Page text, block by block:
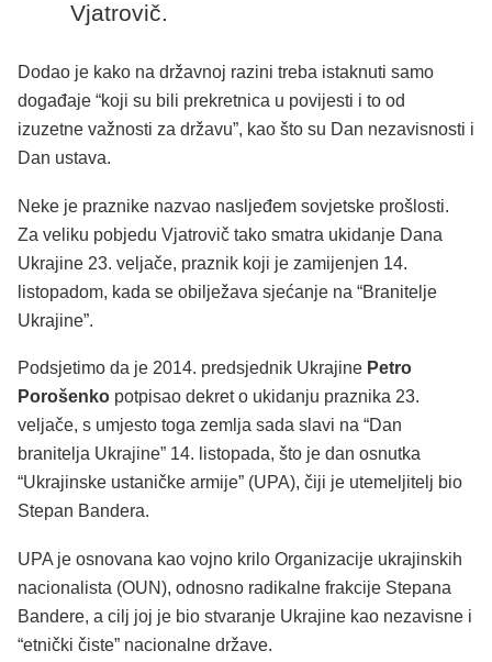
Vjatrovič.
Dodao je kako na državnoj razini treba istaknuti samo
događaje “koji su bili prekretnica u povijesti i to od
izuzetne važnosti za državu”, kao što su Dan nezavisnosti i
Dan ustava.
Neke je praznike nazvao nasljeđem sovjetske prošlosti.
Za veliku pobjedu Vjatrovič tako smatra ukidanje Dana
Ukrajine 23. veljače, praznik koji je zamijenjen 14.
listopadom, kada se obilježava sjećanje na “Branitelje
Ukrajine”.
Podsjetimo da je 2014. predsjednik Ukrajine Petro
Porošenko potpisao dekret o ukidanju praznika 23.
veljače, s umjesto toga zemlja sada slavi na “Dan
branitelja Ukrajine” 14. listopada, što je dan osnutka
“Ukrajinske ustaničke armije” (UPA), čiji je utemeljitelj bio
Stepan Bandera.
UPA je osnovana kao vojno krilo Organizacije ukrajinskih
nacionalista (OUN), odnosno radikalne frakcije Stepana
Bandere, a cilj joj je bio stvaranje Ukrajine kao nezavisne i
“etnički čiste” nacionalne države.